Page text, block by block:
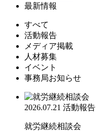
最新情報
すべて
活動報告
メディア掲載
人材募集
イベント
事務局お知らせ
2026.07.21 活動報告
就労継続相談会